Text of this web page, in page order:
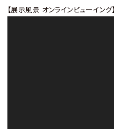
【展示風景 オンラインビューイング】